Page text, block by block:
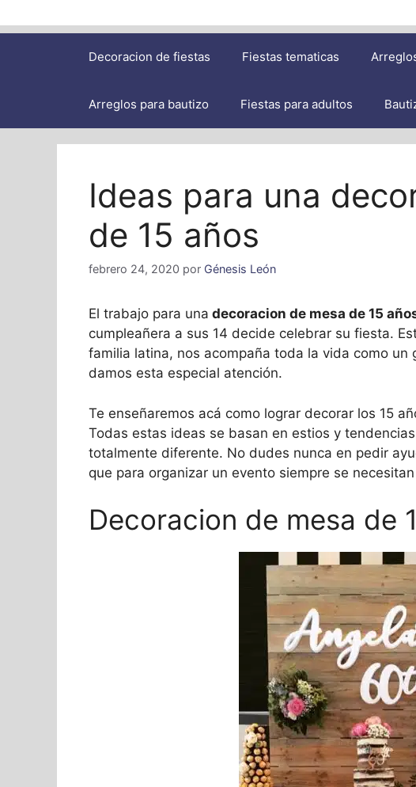
Decoracion de fiestas Fiestas tematicas
Arreglos para bautizo Fiestas para adultos
Ideas para una
de 15 años
febrero 24, 2020 por Génesis León
El trabajo para una decoracion de mesa de 15
cumpleañera a sus 14 decide celebrar su fiesta.
familia latina, nos acompaña toda la vida como un
damos esta especial atención.
Te enseñaremos acá como lograr decorar los 15
Todas estas ideas se basan en estios y
totalmente diferente. No dudes nunca en pedir
que para organizar un evento siempre se
Decoracion de mesa de